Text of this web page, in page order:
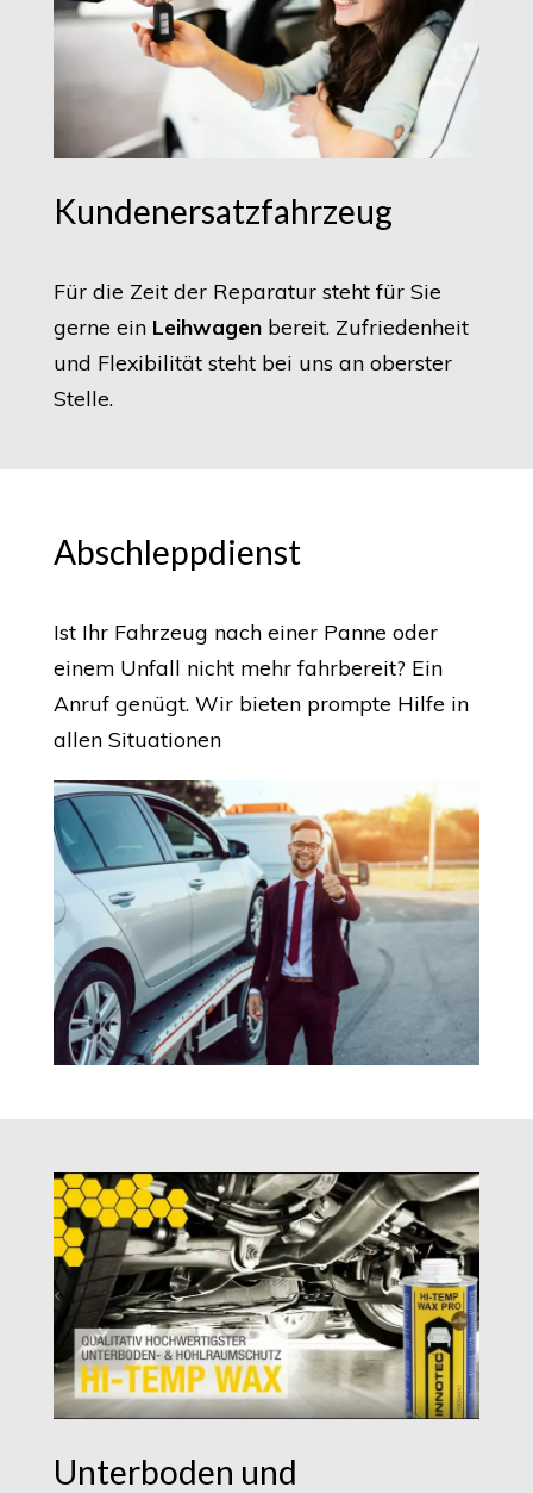
Kundenersatzfahrzeug
Für die Zeit der Reparatur steht für Sie
gerne ein Leihwagen bereit. Zufriedenheit
und Flexibilität steht bei uns an oberster
Stelle.
Abschleppdienst
Ist Ihr Fahrzeug nach einer Panne oder
einem Unfall nicht mehr fahrbereit? Ein
Anruf genügt. Wir bieten prompte Hilfe in
allen Situationen
Unterboden und